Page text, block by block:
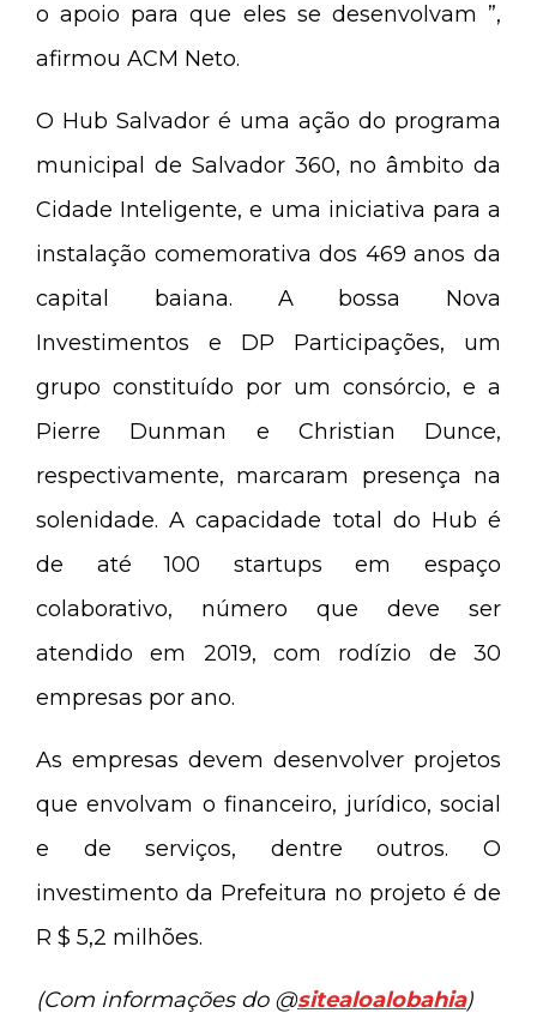
o apoio para que eles se desenvolvam ”,
afirmou ACM Neto.
O Hub Salvador é uma ação do programa
municipal de Salvador 360, no âmbito da
Cidade Inteligente, e uma iniciativa para a
instalação comemorativa dos 469 anos da
capital baiana. A bossa Nova
Investimentos e DP Participações, um
grupo constituído por um consórcio, e a
Pierre Dunman e Christian Dunce,
respectivamente, marcaram presença na
solenidade. A capacidade total do Hub é
de até 100 startups em espaço
colaborativo, número que deve ser
atendido em 2019, com rodízio de 30
empresas por ano.
As empresas devem desenvolver projetos
que envolvam o financeiro, jurídico, social
e de serviços, dentre outros. O
investimento da Prefeitura no projeto é de
R $ 5,2 milhões.
(Com informações do @sitealoalobahia)